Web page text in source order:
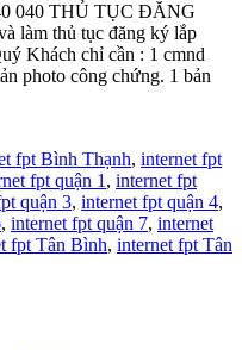
040 THỦ TỤC ĐĂNG
làm thủ tục đăng ký lắp
Khách chỉ cần : 1 cmnd
photo công chứng. 1 bản
fpt Bình Thạnh, internet fpt
fpt quận 1 , internet fpt
quận 3, internet fpt quận 4,
, internet fpt quận 7, internet
fpt Tân Bình, internet fpt Tân